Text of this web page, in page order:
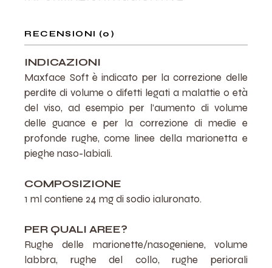
RECENSIONI (0)
INDICAZIONI
Maxface Soft è indicato per la correzione delle
perdite di volume o difetti legati a malattie o età
del viso, ad esempio per l’aumento di volume
delle guance e per la correzione di medie e
profonde rughe, come linee della marionetta e
pieghe naso-labiali.
COMPOSIZIONE
1 ml contiene 24 mg di sodio ialuronato.
PER QUALI AREE?
Rughe delle marionette/nasogeniene, volume
labbra, rughe del collo, rughe periorali